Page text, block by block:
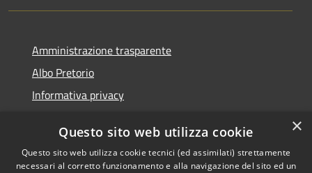
Amministrazione trasparente
Albo Pretorio
Informativa privacy
Dichiarazione di accessibilità
×
Questo sito web utilizza cookie
Questo sito web utilizza cookie tecnici (ed assimilati) strettamente
necessari al corretto funzionamento e alla navigazione del sito ed un